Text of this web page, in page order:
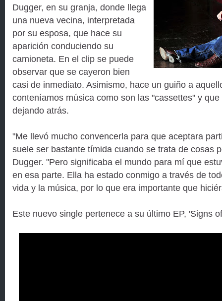
Dugger, en su granja, donde llega
una nueva vecina, interpretada
por su esposa, que hace su
aparición conduciendo su
camioneta. En el clip se puede
observar que se cayeron bien
casi de inmediato. Asimismo, hace un guiño a
conteníamos música como son las "cassettes" y
dejando atrás.
"Me llevó mucho convencerla para que aceptara
suele ser bastante tímida cuando se trata de cosas
Dugger. "Pero significaba el mundo para mí que
en esa parte. Ella ha estado conmigo a través de
vida y la música, por lo que era importante que
Este nuevo single pertenece a su último EP, 'Signs